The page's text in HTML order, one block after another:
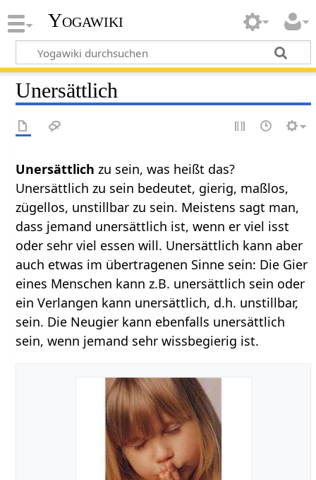
Yogawiki
Unersättlich
Unersättlichzu sein, was heißt das?
Unersättlich zu sein bedeutet, gierig, maßlos,
zügellos, unstillbar zu sein. Meistens sagt man,
dass jemand unersättlich ist, wenn er viel isst
oder sehr viel essen will. Unersättlich kann aber
auch etwas im übertragenen Sinne sein: Die Gier
eines Menschen kann z.B. unersättlich sein oder
ein Verlangen kann unersättlich, d.h. unstillbar,
sein. Die Neugier kann ebenfalls unersättlich
sein, wenn jemand sehr wissbegierig ist.